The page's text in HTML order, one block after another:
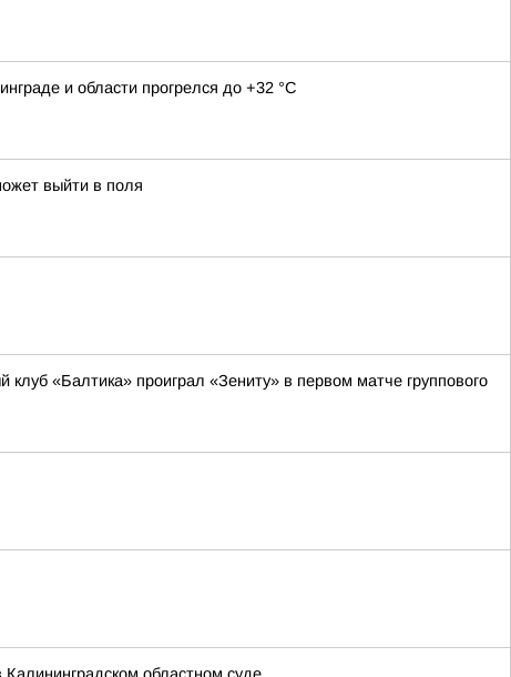
и области прогрелся до +32 °С
выйти в поля
«Балтика» проиграл «Зениту» в первом матче группового